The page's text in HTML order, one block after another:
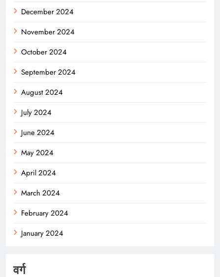
December 2024
November 2024
October 2024
September 2024
August 2024
July 2024
June 2024
May 2024
April 2024
March 2024
February 2024
January 2024
वर्ग